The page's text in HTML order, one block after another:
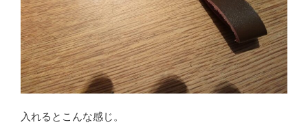
入れるとこんな感じ。